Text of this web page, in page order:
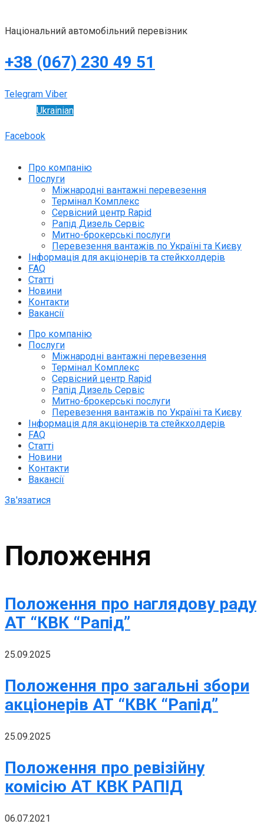
Національний автомобільний перевізник
+38 (067) 230 49 51
Telegram Viber
Ukrainian
Facebook
Про компанію
Послуги
Міжнародні вантажні перевезення
Термінал Комплекс
Сервісний центр Rapid
Рапід Дизель Сервіс
Митно-брокерські послуги
Перевезення вантажів по Україні та Києву
Інформація для акціонерів та стейкхолдерів
FAQ
Статті
Новини
Контакти
Вакансії
Про компанію
Послуги
Міжнародні вантажні перевезення
Термінал Комплекс
Сервісний центр Rapid
Рапід Дизель Сервіс
Митно-брокерські послуги
Перевезення вантажів по Україні та Києву
Інформація для акціонерів та стейкхолдерів
FAQ
Статті
Новини
Контакти
Вакансії
Зв'язатися
Положення
Положення про наглядову раду
АТ “КВК “Рапід”
25.09.2025
Положення про загальні збори
акціонерів АТ “КВК “Рапід”
25.09.2025
Положення про ревізійну
комісію АТ КВК РАПІД
06.07.2021